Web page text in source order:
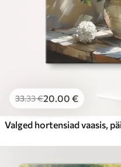
33.33€20.00 €